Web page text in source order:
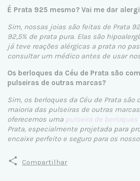
É Prata 925 mesmo? Vai me dar
Sim, nossas joias são feitas de Prata
92,5% de prata pura. Elas são
já teve reações alérgicas a prata no
consultar um médico antes de usar
Os berloques da Céu de Prata são
pulseiras de outras marcas?
Sim, os berloques da Céu de Prata são
maioria das pulseiras de outras
oferecemos uma pulseira de berloques
Prata, especialmente projetada para
encaixe perfeito e seguro para os
Compartilhar